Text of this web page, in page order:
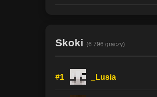
Skoki (6 796 graczy)
#1 _Lusia